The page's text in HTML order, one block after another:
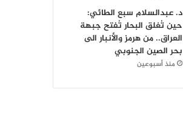
د. عبدالسلام سبع الطائي:
حين تُغلق البحار تُفتح جبهة
العراق.. من هرمز والأنبار الى
بحر الصين الجنوبي
منذ أسبوعين